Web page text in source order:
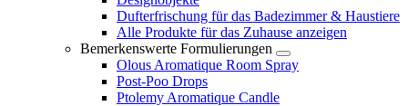
Dufterfrischung für das Badezimmer & Haustiere
Alle Produkte für das Zuhause anzeigen
Bemerkenswerte Formulierungen
Olous Aromatique Room Spray
Post-Poo Drops
Ptolemy Aromatique Candle